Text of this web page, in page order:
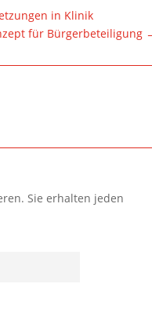
in Klinik
für Bürgerbeteiligung
Sie erhalten jeden